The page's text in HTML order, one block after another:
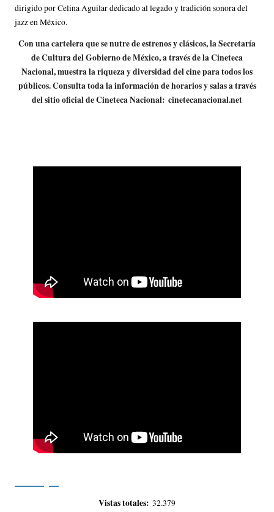
dirigido por Celina Aguilar dedicado al legado y tradición sonora del
jazz en México.
Con una cartelera que se nutre de estrenos y clásicos, la Secretaría
de Cultura del Gobierno de México, a través de la Cineteca
Nacional, muestra la riqueza y diversidad del cine para todos los
públicos. Consulta toda la información de horarios y salas a través
del sitio oficial de Cineteca Nacional: cinetecanacional.net
Vistas totales: 32.379